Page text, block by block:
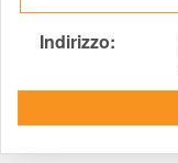
Indirizzo: